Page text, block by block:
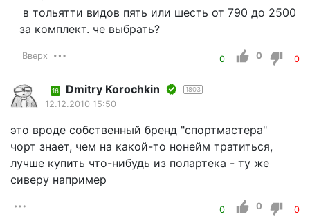
в тольятти видов пять или шесть от 790 до 2500
за комплект. че выбрать?
Вверх 0 0 0
16 Dmitry Korochkin 1803
12.12.2010 15:50
это вроде собственный бренд "спортмастера"
чорт знает, чем на какой-то нонейм тратиться,
лучше купить что-нибудь из полартека - ту же
сиверу например
0 0 0